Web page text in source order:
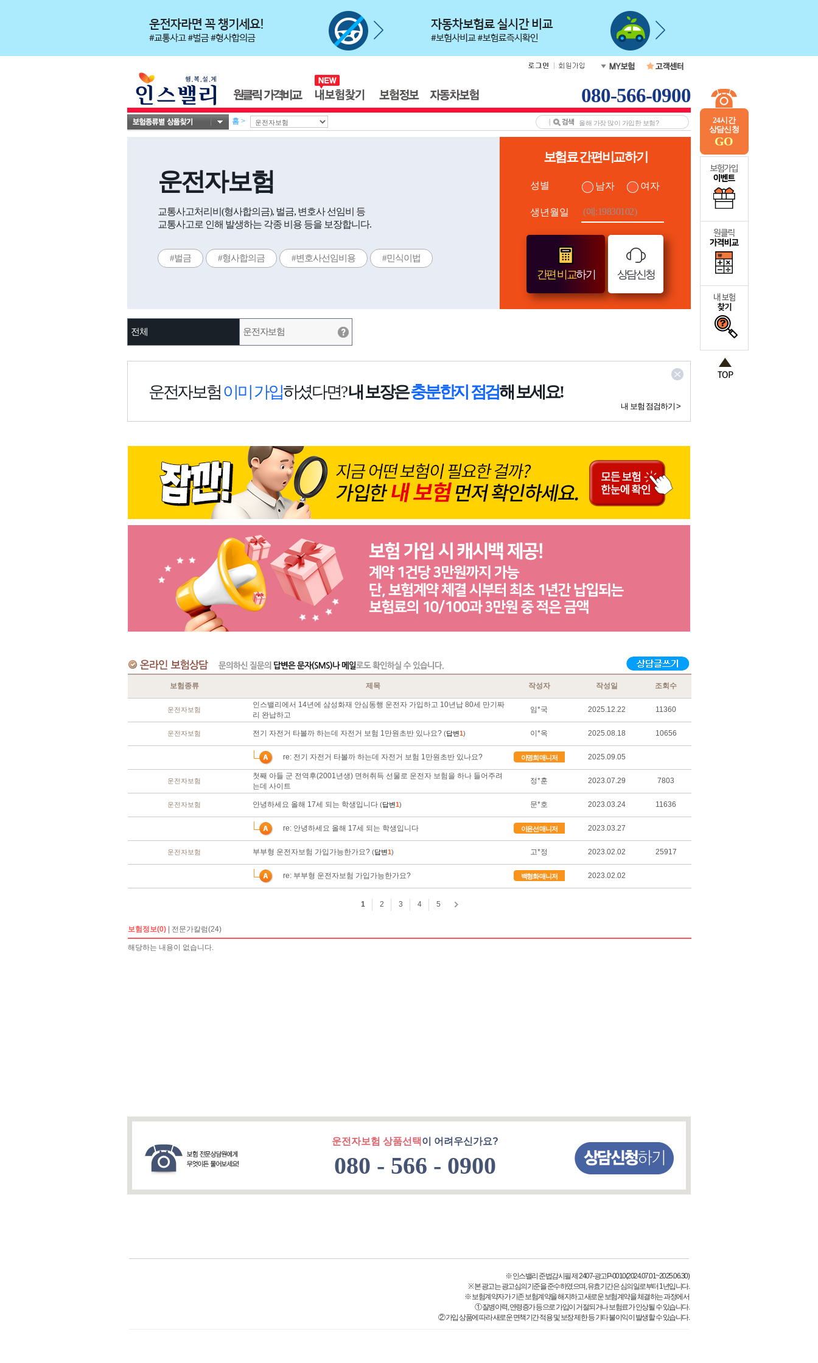
24시간
상담신청
GO
080-566-0900
홈 >
운전자보험
교통사고처리비(형사합의금), 벌금, 변호사 선임비 등
교통사고로 인해 발생하는 각종 비용 등을 보장합니다.
#벌금 #형사합의금 #변호사선임비용 #민식이법
보험료 간편비교하기
성별 남자 여자
생년월일
간편 비교하기 상담신청
전체 운전자보험
운전자보험 이미 가입하셨다면?내 보장은충분한지 점검해 보세요!
내 보험 점검하기 >
운전자보험 상품선택 이 어려우신가요?
080 - 566 - 0900
※ 인스밸리 준법감시필 제 2407-광고P-0010(2024.07.01~2025.06.30)
※ 본 광고는 광고심의기준을 준수하였으며, 유효기간은 심의일로부터 1년입니다.
※ 보험계약자가 기존 보험계약을 해지하고 새로운 보험계약을 체결하는 과정에서
① 질병이력, 연령증가 등으로 가입이 거절되거나 보험료가 인상될 수 있습니다.
② 가입 상품에 따라 새로운 면책기간 적용 및 보장 제한 등 기타 불이익이 발생할 수 있습니다.